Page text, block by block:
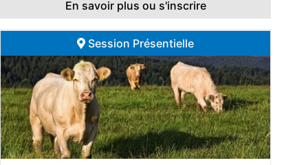
En savoir plus ou s'inscrire
Session Présentielle